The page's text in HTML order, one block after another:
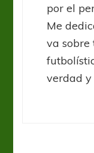
por el
Me
va sobre
verdad y